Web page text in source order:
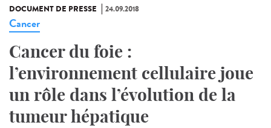
DOCUMENT DE PRESSE 24.09.2018
Cancer
Cancer du foie :
l’environnement cellulaire joue
un rôle dans l’évolution de la
tumeur hépatique